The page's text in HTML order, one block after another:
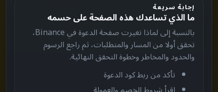
إجابة سريعة
ما الذي تساعدك هذه الصفحة على حسمه
بالنسبة إلى لماذا تغيرت صفحة الدعوة في Binance،
تحقق أولا من المسار والمتطلبات، ثم راجع الرسوم
والحدود والمخاطر وخطوة التحقق النهائية.
تأكد من ربط كود الدعوة